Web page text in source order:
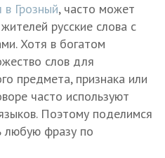
в Грозный, часто может
русские слова с
Хотя в богатом
слов для
предмета, признака или
часто используют
Поэтому поделимся
любую фразу по